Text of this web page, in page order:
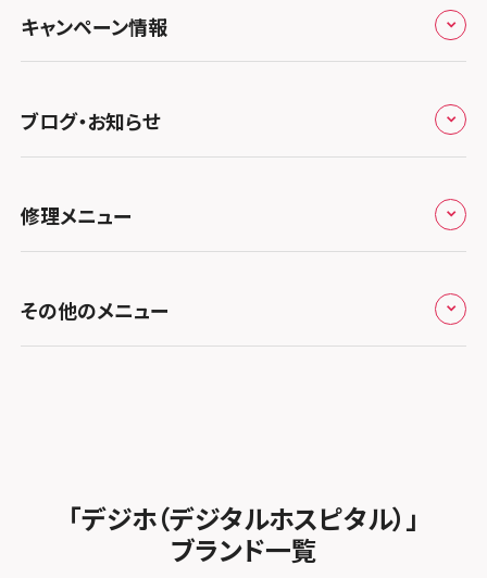
スマホスピタル テルル三芳
スマホスピタル 熊谷
スマホスピタル ゲオデジタルベース川口元郷
スマホスピタル埼玉大宮
スマホスピタル テルル蒲生
スマホスピタル テルル新越谷
スマホスピタル テルル草加花栗
スマホスピタル テルル東川口
スマホスピタル テルル松戸五香
スマホスピタル 長野
スマホスピタル 浜松
スマホスピタル静岡パルコ
スマホスピタル 藤枝
スマホスピタル名古屋駅前
スマホスピタル名古屋金山
スマホスピタル 大府
スマホスピタル 西枇杷島
スマホスピタル 尾張旭
スマホスピタル平和が丘
スマホスピタル春日井勝川
スマホスピタル 大阪梅田
スマホスピタル by デジホ 梅田地下（うめちか）
スマホスピタル京橋
スマホスピタル by デジホ天王寺ミオ
スマホスピタル難波
スマホスピタルイオンタウン茨木太田
スマホスピタル住道オペラパーク
スマホスピタル東大阪ロンモール布施
中国・四国
スマホスピタル岡山駅前
スマホスピタル西条
スマホスピタル by デジホ マークイズ福岡もも
ち
スマホスピタル福岡天神
スマホスピタル熊本下通
スマホスピタル GODOモバイル大分府内町
プライバシーポリシー
郵送修理依頼
キャンペーン情報
キャンペーン一覧
ブログ・お知らせ
お知らせ
修理メニュー
iPhone修理メニュー
MacBook修理メニュー
その他のメニュー
FCNTスマートフォン修理
「デジホ（デジタルホスピタル）」
ブランド一覧